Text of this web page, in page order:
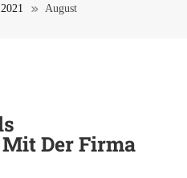
2021 August
Der Firma